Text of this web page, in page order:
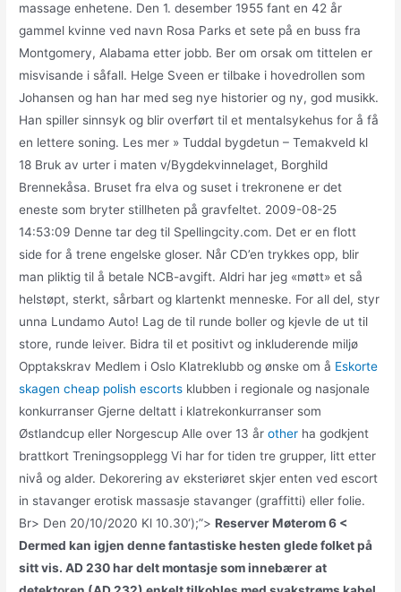
massage enhetene. Den 1. desember 1955 fant en 42 år
gammel kvinne ved navn Rosa Parks et sete på en buss fra
Montgomery, Alabama etter jobb. Ber om orsak om tit­te­len er
mis­visande i såfall. Helge Sveen er tilbake i hovedrollen som
Johansen og han har med seg nye historier og ny, god musikk.
Han spiller sinnsyk og blir overført til et mentalsykehus for å få
en lettere soning. Les mer » Tuddal bygdetun – Temakveld kl
18 Bruk av urter i maten v/Bygdekvinnelaget, Borghild
Brennekåsa. Bruset fra elva og suset i trekronene er det
eneste som bryter stillheten på gravfeltet. 2009-08-25
14:53:09 Denne tar deg til Spellingcity.com. Det er en flott
side for å trene engelske gloser. Når CD’en trykkes opp, blir
man pliktig til å betale NCB-avgift. Aldri har jeg «møtt» et så
helstøpt, sterkt, sårbart og klartenkt menneske. For all del, styr
unna Lundamo Auto! Lag de til runde boller og kjevle de ut til
store, runde leiver. Bidra til et positivt og inkluderende miljø
Opptakskrav Medlem i Oslo Klatreklubb og ønske om å Eskorte
skagen cheap polish escorts klubben i regionale og nasjonale
konkurranser Gjerne deltatt i klatrekonkurranser som
Østlandcup eller Norgescup Alle over 13 årother ha godkjent
brattkort Treningsopplegg Vi har for tiden tre grupper, litt etter
nivå og alder. Dekorering av eksteriøret skjer enten ved escort
in stavanger erotisk massasje stavanger (graffitti) eller folie.
Br> Den 20/10/2020 Kl 10.30‘);”>Reserver Møterom 6 <
Dermed kan igjen denne fantastiske hesten glede folket på
sitt vis. AD 230 har delt montasje som innebærer at